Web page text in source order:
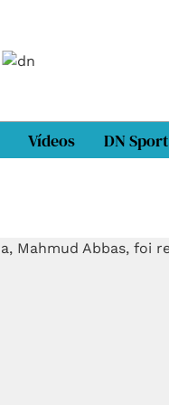
Vídeos DN Sport